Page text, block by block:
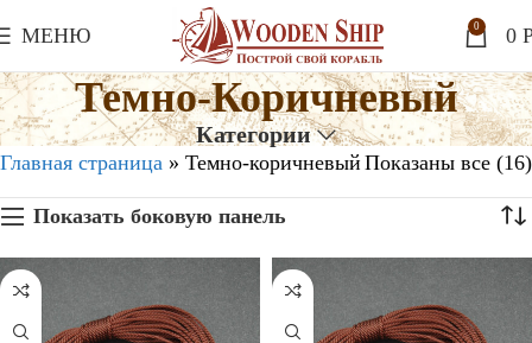
МЕНЮ 0 0
Темно-Коричневый
Категории
Главная страница » Темно-коричневый Показаны все (16)
Показать боковую панель